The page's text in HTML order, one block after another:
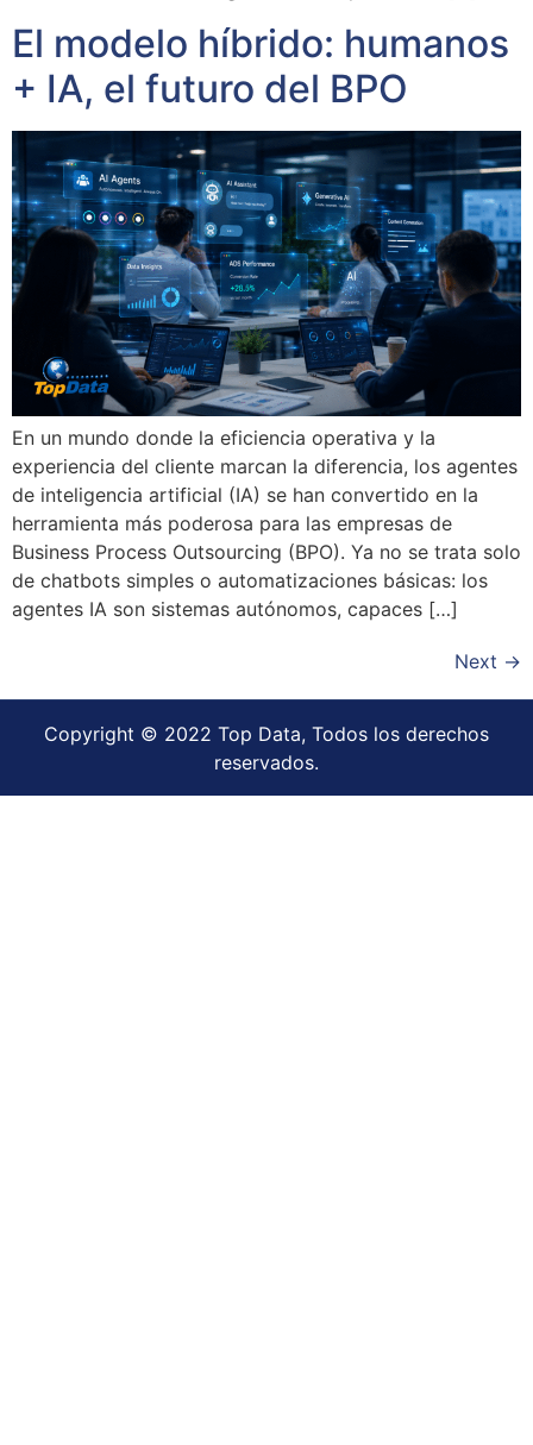
El modelo híbrido: humanos
+ IA, el futuro del BPO
En un mundo donde la eficiencia operativa y la
experiencia del cliente marcan la diferencia, los agentes
de inteligencia artificial (IA) se han convertido en la
herramienta más poderosa para las empresas de
Business Process Outsourcing (BPO). Ya no se trata solo
de chatbots simples o automatizaciones básicas: los
agentes IA son sistemas autónomos, capaces […]
Next →
Copyright © 2022 Top Data, Todos los derechos
reservados.